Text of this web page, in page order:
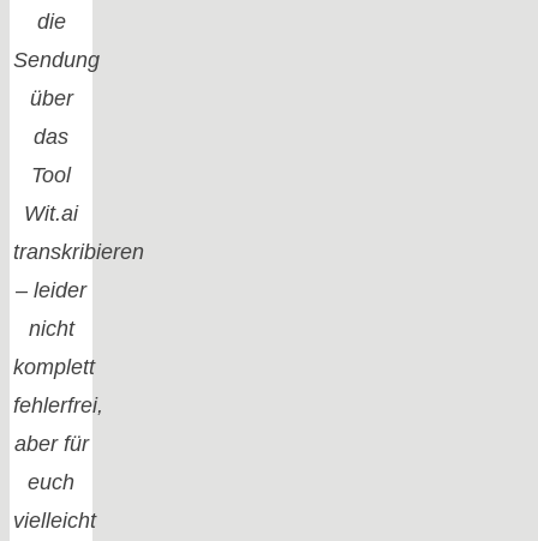
die
Sendung
über
das
Tool
Wit.ai
transkribieren
– leider
nicht
komplett
fehlerfrei,
aber für
euch
vielleicht